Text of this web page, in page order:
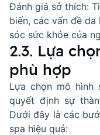
Đánh giá sở thích:
biến, các vấn đề da
sóc sức khỏe của
2.3. Lựa
phù hợp
Lựa chọn mô
quyết định sự
Dưới đây là các
spa hiệu quả: